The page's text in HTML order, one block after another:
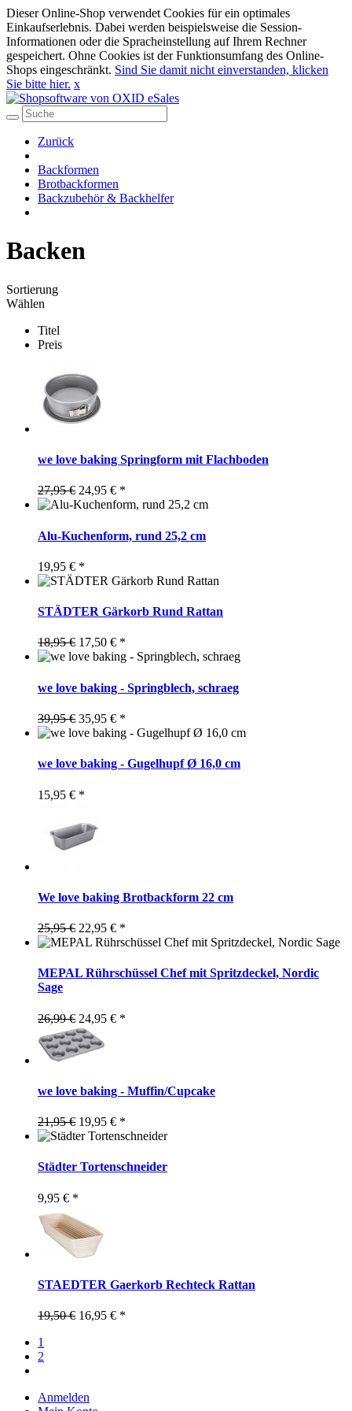
Dieser Online-Shop verwendet Cookies für ein optimales
Einkaufserlebnis. Dabei werden beispielsweise die Session-
Informationen oder die Spracheinstellung auf Ihrem Rechner
gespeichert. Ohne Cookies ist der Funktionsumfang des Online-
Shops eingeschränkt. Sind Sie damit nicht einverstanden, klicken
Sie bitte hier. x
Zurück
Backformen
Brotbackformen
Backzubehör & Backhelfer
Backen
Sortierung
Wählen
Titel
Preis
we love baking Springform mit Flachboden
27,95 € 24,95 € *
Alu-Kuchenform, rund 25,2 cm
19,95 € *
STÄDTER Gärkorb Rund Rattan
18,95 € 17,50 € *
we love baking - Springblech, schraeg
39,95 € 35,95 € *
we love baking - Gugelhupf Ø 16,0 cm
15,95 € *
We love baking Brotbackform 22 cm
25,95 € 22,95 € *
MEPAL Rührschüssel Chef mit Spritzdeckel, Nordic
Sage
26,99 € 24,95 € *
we love baking - Muffin/Cupcake
21,95 € 19,95 € *
Städter Tortenschneider
9,95 € *
STAEDTER Gaerkorb Rechteck Rattan
19,50 € 16,95 € *
1
2
Anmelden